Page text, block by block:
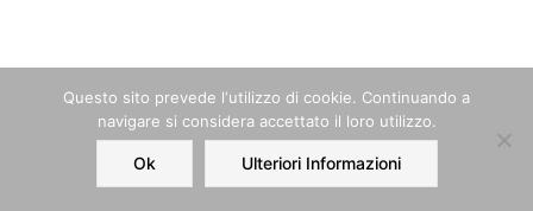
Home Order Account
Questo sito prevede l‘utilizzo di cookie. Continuando a
navigare si considera accettato il loro utilizzo.
Ok Ulteriori Informazioni